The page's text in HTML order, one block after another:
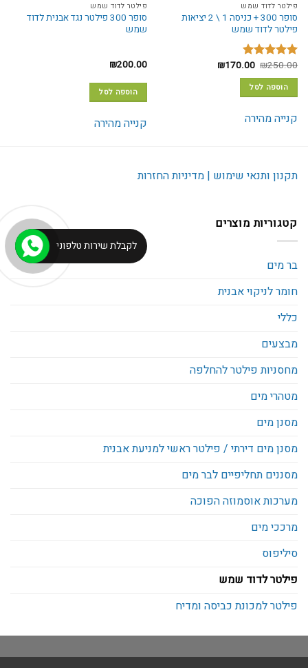
פילטר לדוד שמש
סופר 300 + כניסה 1 \ 2 יציאות
פילטר לדוד שמש
דורג5.00
מתוך 5
₪250.00 המחיר
היה:
₪250.00.
₪170.00 המחיר
הוספה לסל
קנייה מהירה
פילטר לדוד שמש
סופר 300 פילטר נגד אבנית לדוד
שמש
₪200.00
הוספה לסל
קנייה מהירה
תקנון ותנאי שימוש | מדיניות החזרות
קטגוריות מוצרים
בר מים
חומר לניקוי אבנית
כללי
מבצעים
מחסניות פילטר להחלפה
מטהרי מים
מסנן מים
מסנן מים דירתי / פילטר ראשי למניעת אבנית
מסננים תחליפיים לבר מים
מערכות אוסמוזה הפוכה
מרככי מים
סיליפוס
פילטר לדוד שמש
פילטר למכונת כביסה ומדיח
לקבלת שירות טלפוני